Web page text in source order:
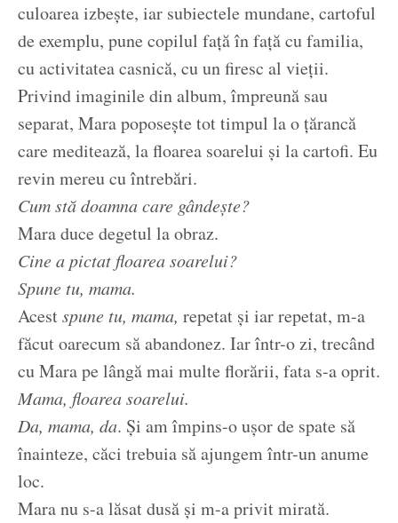
culoarea izbește, iar subiectele mundane, cartoful
de exemplu, pune copilul față în față cu familia,
cu activitatea casnică, cu un firesc al vieții.
Privind imaginile din album, împreună sau
separat, Mara poposește tot timpul la o țărancă
care meditează, la floarea soarelui și la cartofi. Eu
revin mereu cu întrebări.
Cum stă doamna care gândește?
Mara duce degetul la obraz.
Cine a pictat floarea soarelui?
Spune tu, mama.
Acestspune tu, mama, repetat și iar repetat, m-a
făcut oarecum să abandonez. Iar într-o zi, trecând
cu Mara pe lângă mai multe florării, fata s-a oprit.
Mama, floarea soarelui.
Da, mama, da. Și am împins-o ușor de spate să
înainteze, căci trebuia să ajungem într-un anume
loc.
Mara nu s-a lăsat dusă și m-a privit mirată.